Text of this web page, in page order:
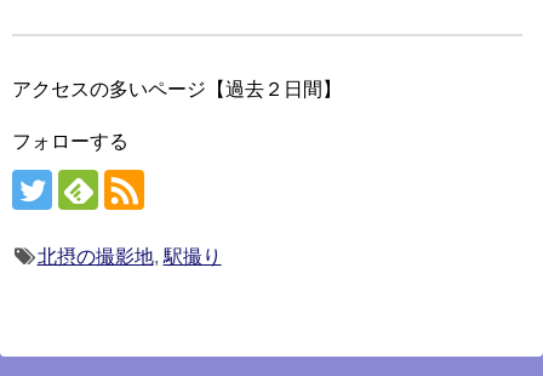
アクセスの多いページ【過去２日間】
フォローする
北摂の撮影地, 駅撮り